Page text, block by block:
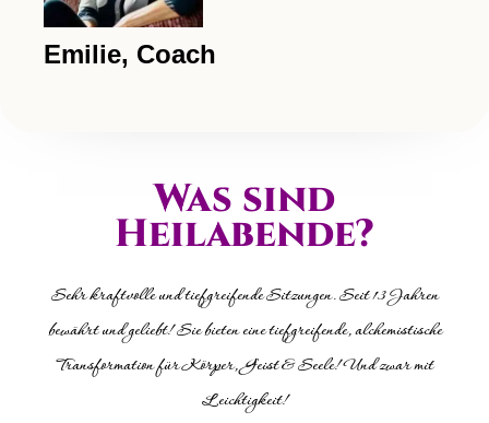
Emilie, Coach
Was sind
Heilabende?
Sehrkraftvolleundtiefgreifende Sitzungen.Seit 13 Jahren
bewährt und geliebt! Sie bieten eine tiefgreifende, alchemistische
Transformationfür Körper, Geist & Seele! Und zwar mit
Leichtigkeit!